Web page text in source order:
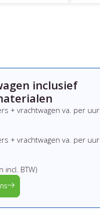
inclusief
+ vrachtwagen va. per uur
+ vrachtwagen va. per uur
incl. BTW)